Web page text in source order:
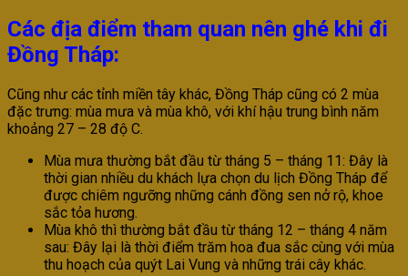
Các địa điểm tham quan nên ghé khi đi
Đồng Tháp:
Cũng như các tỉnh miền tây khác, Đồng Tháp cũng có 2 mùa
đặc trưng: mùa mưa và mùa khô, với khí hậu trung bình năm
khoảng 27 – 28 độ C.
Mùa mưa thường bắt đầu từ tháng 5 – tháng 11: Đây là
thời gian nhiều du khách lựa chọn du lịch Đồng Tháp để
được chiêm ngưỡng những cánh đồng sen nở rộ, khoe
sắc tỏa hương.
Mùa khô thì thường bắt đầu từ tháng 12 – tháng 4 năm
sau: Đây lại là thời điểm trăm hoa đua sắc cùng với mùa
thu hoạch của quýt Lai Vung và những trái cây khác.